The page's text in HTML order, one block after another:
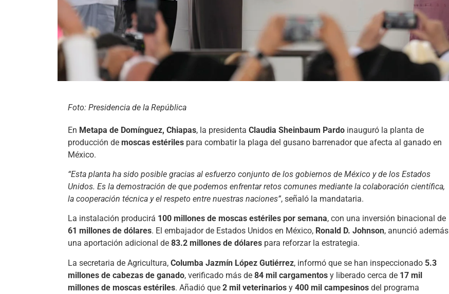
Foto: Presidencia de la República
En Metapa de Domínguez, Chiapas, la presidenta Claudia Sheinbaum Pardo inauguró la planta de
producción de moscas estériles para combatir la plaga del gusano barrenador que afecta al ganado en
México.
“Esta planta ha sido posible gracias al esfuerzo conjunto de los gobiernos de México y de los Estados
Unidos. Es la demostración de que podemos enfrentar retos comunes mediante la colaboración científica,
la cooperación técnica y el respeto entre nuestras naciones”, señaló la mandataria.
La instalación producirá 100 millones de moscas estériles por semana, con una inversión binacional de
61 millones de dólares. El embajador de Estados Unidos en México, Ronald D. Johnson, anunció además
una aportación adicional de 83.2 millones de dólares para reforzar la estrategia.
La secretaria de Agricultura, Columba Jazmín López Gutiérrez, informó que se han inspeccionado 5.3
millones de cabezas de ganado, verificado más de 84 mil cargamentos y liberado cerca de 17 mil
millones de moscas estériles. Añadió que 2 mil veterinarios y 400 mil campesinos del programa